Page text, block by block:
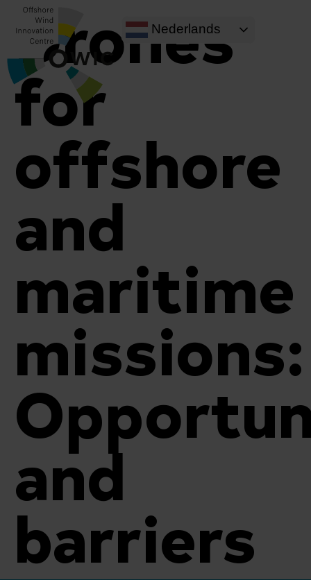
Nederlands
Drones
for
offshore
and
maritime
missions:
and
barriers